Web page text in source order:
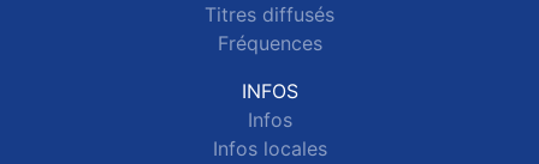
Titres diffusés
Fréquences
INFOS
Infos
Infos locales